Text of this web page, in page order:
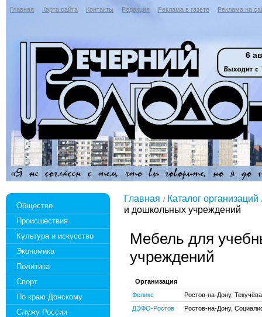
Главная Карта сайта Контакты Редакция Реклама в газете Реклама на
6
Общество
Происшествия
Культура и искусство
Экономика
Политика
Спорт
По краю Донскому
Служу России
Главная
Каталог организаций
и дошкольных учреждений
Мебель для
учреждений
Организация
Феликс
Ростов-на-Дону,
ДЭФО-Ростов
Ростов-на-Дону,